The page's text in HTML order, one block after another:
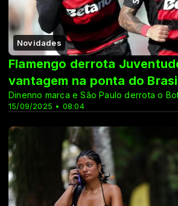
Novidades
15/09/2025 • 08:04
Flamengo derrota
vantagem na ponta do
Dinenno marca e São Paulo derrota o